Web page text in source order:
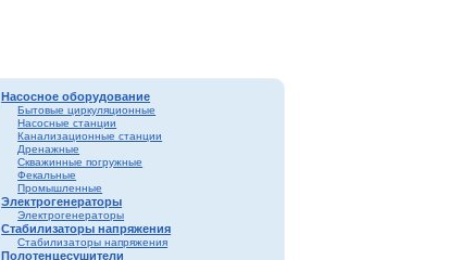
Насосное оборудование
Бытовые циркуляционные
Насосные станции
Канализационные станции
Дренажные
Скважинные погружные
Фекальные
Промышленные
Электрогенераторы
Электрогенераторы
Стабилизаторы напряжения
Стабилизаторы напряжения
Полотенцесушители